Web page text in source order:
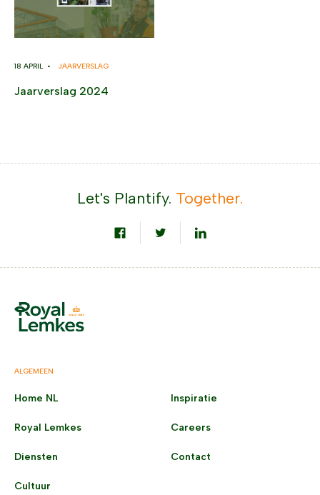
18 APRIL • JAARVERSLAG
Jaarverslag 2024
Let's Plantify. Together.
ALGEMEEN
Home NL
Royal Lemkes
Diensten
Cultuur
Inspiratie
Careers
Contact